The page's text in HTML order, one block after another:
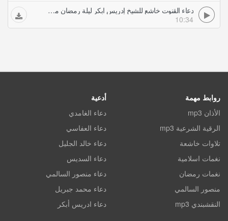
دعاء القنوت خاشع للشيخ إدريس ابكر ليلة رمضان من مسجد الشيخ زايد أبكى المصلين
10:34
روابط مهمة
الأذان mp3
الرقية الشرعية mp3
تلاوات خاشعة
نغمات اسلامية
نغمات رمضان
منصور السالمي
النقشبندي mp3
أدعية
دعاء الغامدي
دعاء العفاسي
دعاء خالد الجليل
دعاء السديس
دعاء منصور السالمي
دعاء محمد جبريل
دعاء ادريس أبكر